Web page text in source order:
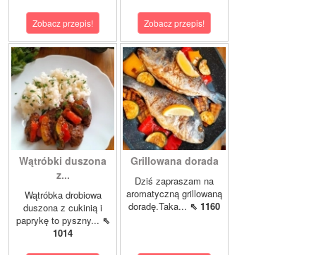
Zobacz przepis! Zobacz przepis!
Wątróbki duszona
z...
Wątróbka drobiowa
duszona z cukinią i
paprykę to pyszny... ⇖
1014
Grillowana dorada
Dziś zapraszam na
aromatyczną grillowaną
doradę.Taka... ⇖ 1160